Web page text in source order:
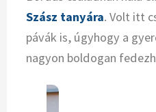
Szász tanyára. Volt itt
pávák is, úgyhogy a
nagyon boldogan